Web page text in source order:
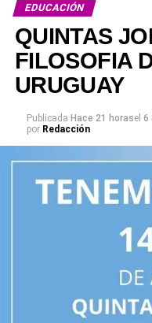
EDUCACIÓN
QUINTAS
FILOSOFIA
URUGUAY
Publicada Hace 21 horasel 6
por Redacción